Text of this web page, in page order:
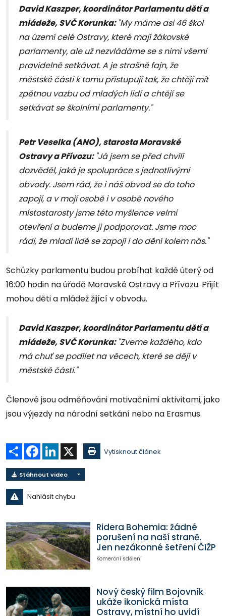
David Kaszper, koordinátor Parlamentu dětí a
mládeže, SVČ Korunka: "My máme asi 46 škol
na území celé Ostravy, které mají žákovské
parlamenty, ale už nezvládáme se s nimi všemi
pravidelně setkávat. A je strašně fajn, že
městské části k tomu přistupují tak, že chtějí mít
zpětnou vazbu od mladých lidí a chtějí se
setkávat se školními parlamenty."
Petr Veselka (ANO), starosta Moravské
Ostravy a Přívozu: "Já jsem se před chvílí
dozvěděl, jaká je spolupráce s jednotlivými
obvody. Jsem rád, že i náš obvod se do toho
zapojí, a v mojí osobě i v osobě nového
místostarosty jsme této myšlence velmi
otevření a budeme ji podporovat. Jsme moc
rádi, že mladí lidé se zapojí i do dění kolem nás."
Schůzky parlamentu budou probíhat každé úterý od
16:00 hodin na úřadě Moravské Ostravy a Přívozu. Přijít
mohou děti a mládež žijící v obvodu.
David Kaszper, koordinátor Parlamentu dětí a
mládeže, SVČ Korunka: "Zveme každého, kdo
má chuť se podílet na věcech, které se dějí v
městské části."
Členové jsou odměňováni motivačními aktivitami, jako
jsou výjezdy na národní setkání nebo na Erasmus.
Sdílet Facebook
LinkedIn Vytisknout článek
Stáhnout video
Nahlásit chybu
Ridera Bohemia: žádné
porušení na naší straně.
Jen nezákonné šetření ČIŽP
Komerční sdělení
Nový český film Bojovník
ukáže ikonická místa
Ostravy, místní ho uvidí